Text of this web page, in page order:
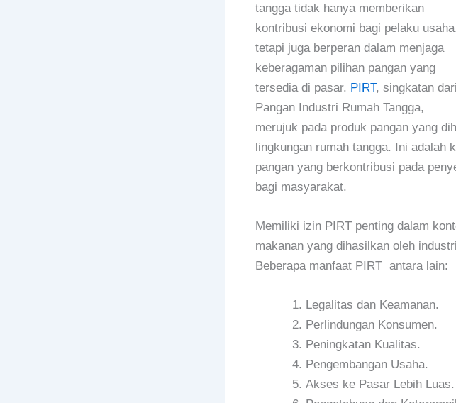
tangga tidak hanya memberikan
kontribusi ekonomi bagi pelaku
tetapi juga berperan dalam menjaga
keberagaman pilihan pangan yang
tersedia di pasar. PIRT, singkatan dari
Pangan Industri Rumah Tangga,
merujuk pada produk pangan yang
lingkungan rumah tangga. Ini adalah
pangan yang berkontribusi pada
bagi masyarakat.
Memiliki izin PIRT penting dalam
makanan yang dihasilkan oleh
Beberapa manfaat PIRT antara lain:
Legalitas dan Keamanan.
Perlindungan Konsumen.
Peningkatan Kualitas.
Pengembangan Usaha.
Akses ke Pasar Lebih Luas.